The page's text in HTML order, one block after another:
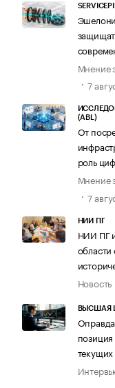
Мнение
7
(ABL)
От
роль
Мнение
7
НИИ ПГ
НИИ ПГ
области
Новость
ВЫСШАЯ
текущих